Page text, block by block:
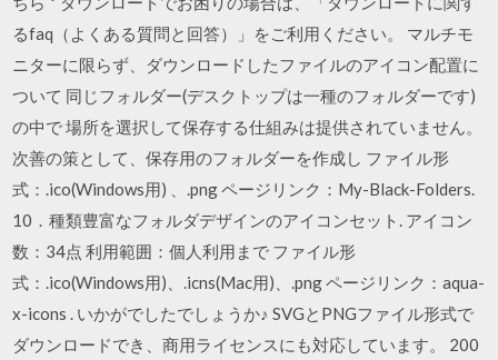
るfaq（よくある質問と回答）」をご利用ください。 マルチモ
ニターに限らず、ダウンロードしたファイルのアイコン配置に
ついて 同じフォルダー(デスクトップは一種のフォルダーです)
の中で 場所を選択して保存する仕組みは提供されていません。
次善の策として、保存用のフォルダーを作成し ファイル形
式：.ico(Windows用) 、.png ページリンク：My-Black-Folders.
10．種類豊富なフォルダデザインのアイコンセット. アイコン
数：34点 利用範囲：個人利用まで ファイル形
式：.ico(Windows用)、.icns(Mac用)、.png ページリンク：aqua-
x-icons . いかがでしたでしょうか♪ SVGとPNGファイル形式で
ダウンロードでき、商用ライセンスにも対応しています。 200